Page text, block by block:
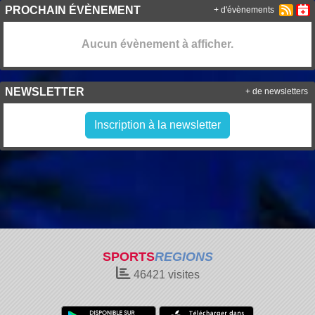
PROCHAIN ÉVÈNEMENT
Aucun évènement à afficher.
+ d'évènements
NEWSLETTER
Inscription à la newsletter
+ de newsletters
SPORTSREGIONS
46421 visites